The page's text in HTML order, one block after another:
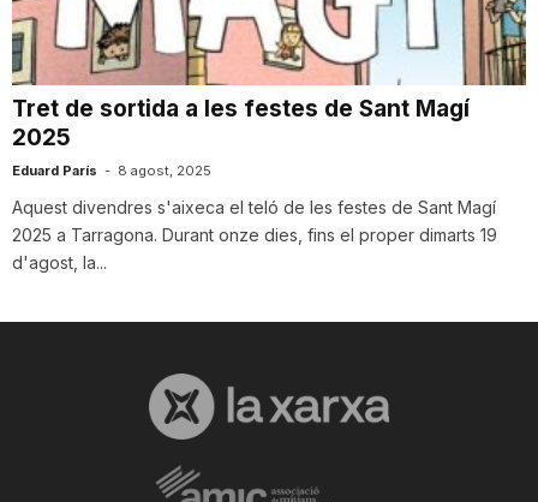
Tret de sortida a les festes de Sant Magí
2025
Eduard París - 8 agost, 2025
Aquest divendres s'aixeca el teló de les festes de Sant Magí
2025 a Tarragona. Durant onze dies, fins el proper dimarts 19
d'agost, la...